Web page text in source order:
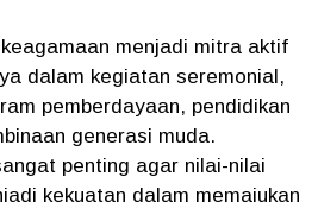
menjadi mitra aktif
dalam kegiatan seremonial,
pemberdayaan, pendidikan
generasi muda.
penting agar nilai-nilai
kekuatan dalam memajukan